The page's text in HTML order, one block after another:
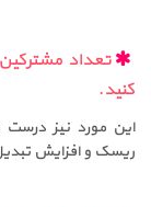
تعداد
کنید.
این مورد نیز درست
ریسک و افزایش